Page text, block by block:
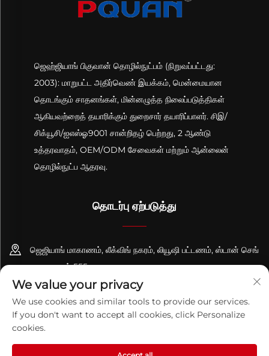
ஜெஹ்ஜியாங் பிகுவான் தொழில்நுட்பம் (நிறுவப்பட்டது:
2003): மாறுபட்ட அதிர்வெண் இயக்கம், மென்மையான
தொடங்கும் சாதனங்கள், மின்னழுத்த நிலைப்படுத்திகள்
ஆகியவற்றைத் தயாரிக்கும் துறைசார் தயாரிப்பாளர். சிஇ/
சிக்யூசி/ஐஎஸ்ஓ9001 சான்றிதழ் பெற்றது, 2 ஆண்டு
உத்தரவாதம், OEM/ODM சேவைகள் மற்றும் ஆன்லைன்
தொழில்நுட்ப ஆதரவு.
தொடர்பு ஏற்படுத்து
ஜெஜியாங் மாகாணம், லீக்விங் நகரம், லியூஷி பட்டணம், ஸ்டான் செங்
சாலை, எண் 555
+86-13695814656
[email protected]
We value your privacy
We use cookies and similar tools to provide our services.
If you don't want to accept all cookies, click Personalize
cookies.